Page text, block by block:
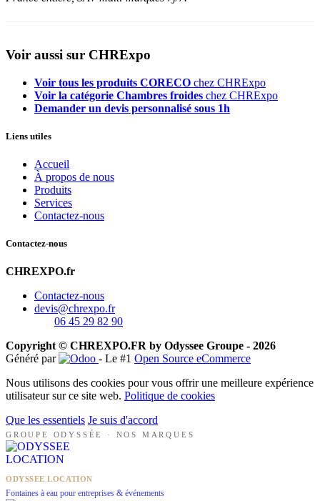
Voir aussi sur CHRExpo
Voir tous les produits CORECO chez CHRExpo
Voir la catégorie Chambres froides chez CHRExpo
Demander un devis personnalisé sous 1h
Liens utiles
Accueil
À propos de nous
Produits
Services
Contactez-nous
Contactez-nous
CHREXPO.fr
Contactez-nous
devis@chrexpo.fr
06 45 29 82 90
Copyright © CHREXPO.FR by Odyssee Groupe - 2026
Généré par
- Le #1 Open Source eCommerce
Nous utilisons des cookies pour vous offrir une meilleure expérience
utilisateur sur ce site web. Politique de cookies
Que les essentiels Je suis d'accord
GROUPE ODYSSÉE · NOS MARQUES
ODYSSEE LOCATION
Fontaines à eau pour entreprises & événements